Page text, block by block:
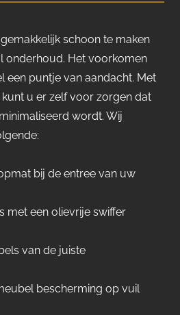
schoon te maken
onderhoud. Het voorkomen
een puntje van aandacht. Met
u er zelf voor zorgen dat
wordt. Wij
bij de entree van uw
met een olievrije swiffer
van de juiste
bescherming op vuil